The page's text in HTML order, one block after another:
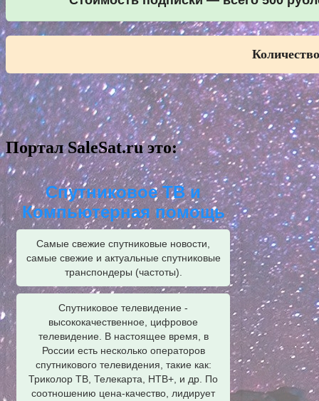
Портал SaleSat.ru это:
Спутниковое ТВ и
Компьютерная помощь
Самые свежие спутниковые новости,
самые свежие и актуальные спутниковые
транспондеры (частоты).
Спутниковое телевидение -
высококачественное, цифровое
телевидение. В настоящее время, в
России есть несколько операторов
спутникового телевидения, такие как:
Триколор ТВ, Телекарта, НТВ+, и др. По
соотношению цена-качество, лидирует